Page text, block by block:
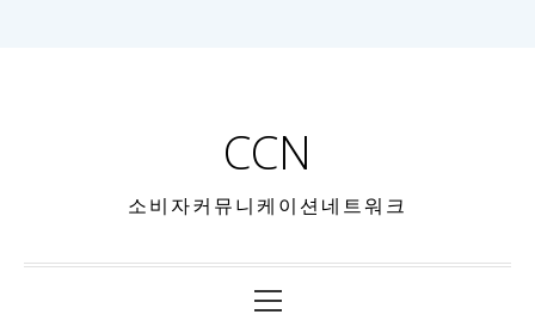
CCN
소비자커뮤니케이션네트워크